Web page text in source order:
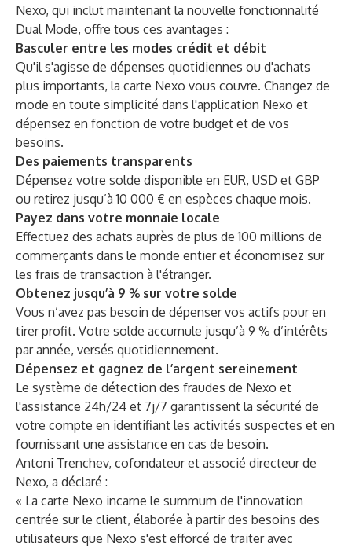
Nexo, qui inclut maintenant la nouvelle fonctionnalité
Dual Mode, offre tous ces avantages :
Basculer entre les modes crédit et débit
Qu'il s'agisse de dépenses quotidiennes ou d'achats
plus importants, la carte Nexo vous couvre. Changez de
mode en toute simplicité dans l'application Nexo et
dépensez en fonction de votre budget et de vos
besoins.
Des paiements transparents
Dépensez votre solde disponible en EUR, USD et GBP
ou retirez jusqu’à 10 000 € en espèces chaque mois.
Payez dans votre monnaie locale
Effectuez des achats auprès de plus de 100 millions de
commerçants dans le monde entier et économisez sur
les frais de transaction à l'étranger.
Obtenez jusqu’à 9 % sur votre solde
Vous n’avez pas besoin de dépenser vos actifs pour en
tirer profit. Votre solde accumule jusqu’à 9 % d’intérêts
par année, versés quotidiennement.
Dépensez et gagnez de l’argent sereinement
Le système de détection des fraudes de Nexo et
l'assistance 24h/24 et 7j/7 garantissent la sécurité de
votre compte en identifiant les activités suspectes et en
fournissant une assistance en cas de besoin.
Antoni Trenchev, cofondateur et associé directeur de
Nexo, a déclaré :
« La carte Nexo incarne le summum de l'innovation
centrée sur le client, élaborée à partir des besoins des
utilisateurs que Nexo s'est efforcé de traiter avec